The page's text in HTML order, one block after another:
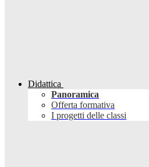
Didattica
Panoramica
Offerta formativa
I progetti delle classi